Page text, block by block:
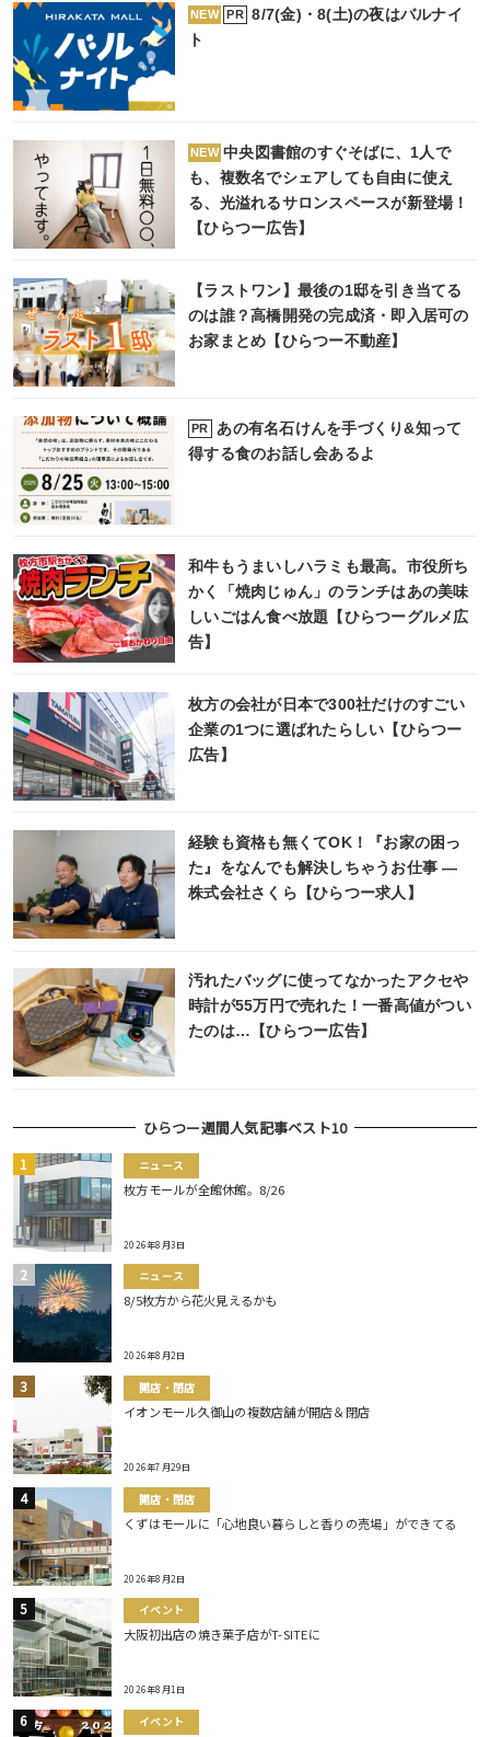
NEW PR
8/7(金)・8(土)の夜はバルナイ
ト
NEW 中央図書館のすぐそばに、1人で
も、複数名でシェアしても自由に使え
る、光溢れるサロンスペースが新登場！
【ひらつー広告】
【ラストワン】最後の1邸を引き当てる
のは誰？高橋開発の完成済・即入居可の
お家まとめ【ひらつー不動産】
PR
あの有名石けんを手づくり&知って
得する食のお話し会あるよ
和牛もうまいしハラミも最高。市役所ち
かく「焼肉じゅん」のランチはあの美味
しいごはん食べ放題【ひらつーグルメ広
告】
枚方の会社が日本で300社だけのすごい
企業の1つに選ばれたらしい【ひらつー
広告】
経験も資格も無くてOK！『お家の困っ
た』をなんでも解決しちゃうお仕事 ―
株式会社さくら【ひらつー求人】
汚れたバッグに使ってなかったアクセや
時計が55万円で売れた！一番高値がつい
たのは…【ひらつー広告】
ひらつー週間人気記事ベスト10
ニュース
枚方モールが全館休館。8/26
2026年8月3日
ニュース
8/5枚方から花火見えるかも
2026年8月2日
開店・閉店
イオンモール久御山の複数店舗が開店＆閉店
2026年7月29日
開店・閉店
くずはモールに「心地良い暮らしと香りの売場」ができてる
2026年8月2日
イベント
大阪初出店の焼き菓子店がT-SITEに
2026年8月1日
イベント